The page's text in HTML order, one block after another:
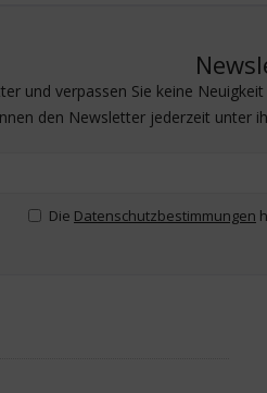
und verpassen Sie keine
den Newsletter jederzeit unter
Die Datenschutzbestimmungen